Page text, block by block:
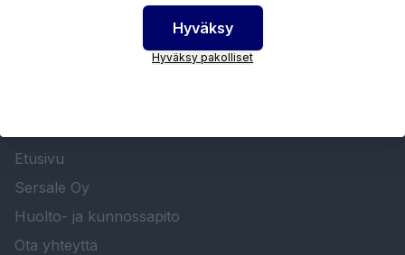
Etusivu
Sersale Oy
Huolto- ja kunnossapito
Ota yhteyttä
Hyväksy
Hyväksy pakolliset